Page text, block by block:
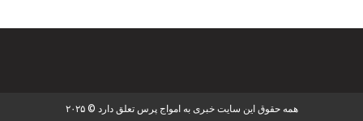
همه حقوق این سایت خبری به امواج پرس تعلق دارد © ۲۰۲۵